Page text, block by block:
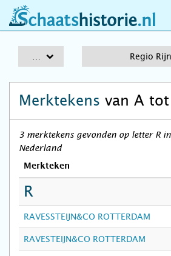
schaatshistorie.nl
Regio
Merktekens van A
3 merktekens gevonden op letter R
Nederland
Merkteken
R
RAVESSTEIJN&CO ROTTERDAM
RAVESTEIJN&CO ROTTERDAM